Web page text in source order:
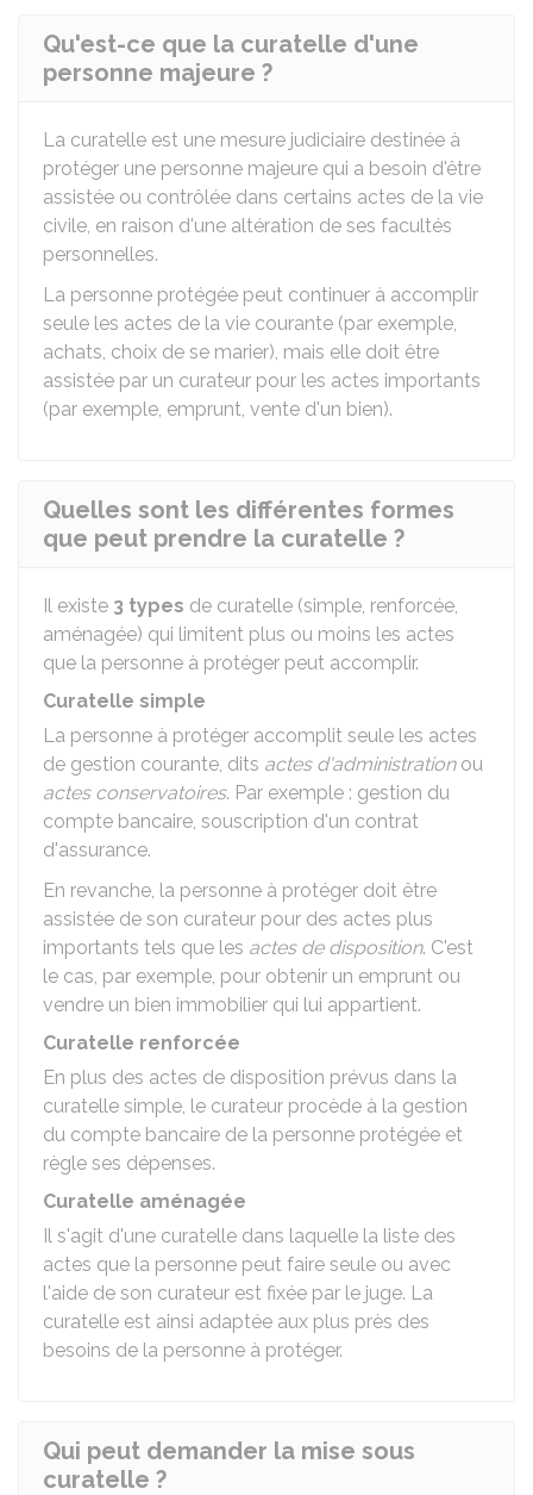
Qu'est-ce que la curatelle d'une
personne majeure ?
La curatelle est une mesure judiciaire destinée à
protéger une personne majeure qui a besoin d'être
assistée ou contrôlée dans certains actes de la vie
civile, en raison d'une altération de ses facultés
personnelles.
La personne protégée peut continuer à accomplir
seule les actes de la vie courante (par exemple,
achats, choix de se marier), mais elle doit être
assistée par un curateur pour les actes importants
(par exemple, emprunt, vente d'un bien).
Quelles sont les différentes formes
que peut prendre la curatelle ?
Il existe 3 types de curatelle (simple, renforcée,
aménagée) qui limitent plus ou moins les actes
que la personne à protéger peut accomplir.
Curatelle simple
La personne à protéger accomplit seule les actes
de gestion courante, dits actes d'administrationou
actes conservatoires. Par exemple : gestion du
compte bancaire, souscription d'un contrat
d'assurance.
En revanche, la personne à protéger doit être
assistée de son curateur pour des actes plus
importants tels que les actes de disposition. C'est
le cas, par exemple, pour obtenir un emprunt ou
vendre un bien immobilier qui lui appartient.
Curatelle renforcée
En plus des actes de disposition prévus dans la
curatelle simple, le curateur procède à la gestion
du compte bancaire de la personne protégée et
règle ses dépenses.
Curatelle aménagée
Il s'agit d'une curatelle dans laquelle la liste des
actes que la personne peut faire seule ou avec
l'aide de son curateur est fixée par le juge. La
curatelle est ainsi adaptée aux plus près des
besoins de la personne à protéger.
Qui peut demander la mise sous
curatelle ?